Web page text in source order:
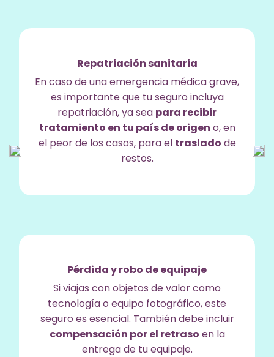
Repatriación sanitaria
En caso de una emergencia médica grave,
es importante que tu seguro incluya
repatriación, ya sea para recibir
tratamiento en tu país de origen o, en
el peor de los casos, para el traslado de
restos.
Pérdida y robo de equipaje
Si viajas con objetos de valor como
tecnología o equipo fotográfico, este
seguro es esencial. También debe incluir
compensación por el retraso en la
entrega de tu equipaje.